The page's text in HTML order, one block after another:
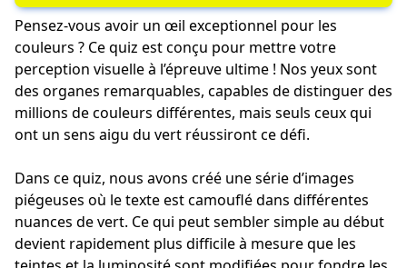
Pensez-vous avoir un œil exceptionnel pour les
couleurs ? Ce quiz est conçu pour mettre votre
perception visuelle à l’épreuve ultime ! Nos yeux sont
des organes remarquables, capables de distinguer des
millions de couleurs différentes, mais seuls ceux qui
ont un sens aigu du vert réussiront ce défi.
Dans ce quiz, nous avons créé une série d’images
piégeuses où le texte est camouflé dans différentes
nuances de vert. Ce qui peut sembler simple au début
devient rapidement plus difficile à mesure que les